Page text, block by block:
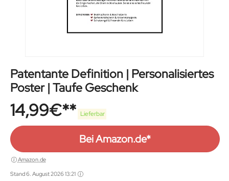
Patentante Definition | Personalisiertes
Poster | Taufe Geschenk
14,99€ Lieferbar
Bei Amazon.de*
Amazon.de
Stand 6. August 2026 13:21